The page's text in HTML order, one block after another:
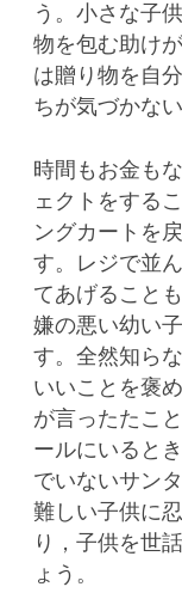
う。小さな子
物を包む助け
は贈り物を自
ちが気づかな
時間もお金も
ェクトをする
ングカートを
す。レジで並
てあげること
嫌の悪い幼い
す。全然知ら
いいことを褒
が言ったたこ
ールにいると
でいないサン
難しい子供に
り，子供を世
ょう。